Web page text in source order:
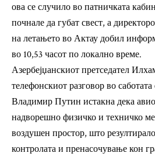
ова се случило во патничката
почнале да губат свест, а
на летањето во Актау добил
во 10,53 часот по локално време.
Азербејџанскиот претседател
телефонскиот разговор во
Владимир Путин истакна дека
надворешно физичко и техничко
воздушен простор, што
контролата и пренасочување кон